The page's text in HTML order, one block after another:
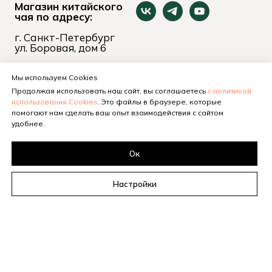
Магазин китайского
чая по адресу:
г. Санкт-Петербург
ул. Боровая, дом 6
+7 (921) 653-74-24
Мы используем Cookies
Продолжая использовать наш сайт, вы соглашаетесь с политикой
использования Cookies. Это файлы в браузере, которые
помогают нам сделать ваш опыт взаимодействия с сайтом
удобнее.
Ок
Настройки